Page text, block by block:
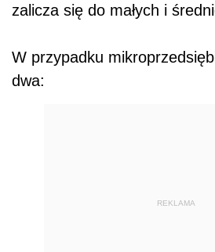
zalicza się do małych i
W przypadku
dwa:
REKLAMA